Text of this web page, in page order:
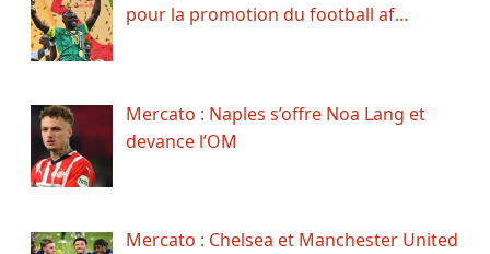
pour la promotion du football af…
Mercato : Naples s’offre Noa Lang et
devance l’OM
Mercato : Chelsea et Manchester United